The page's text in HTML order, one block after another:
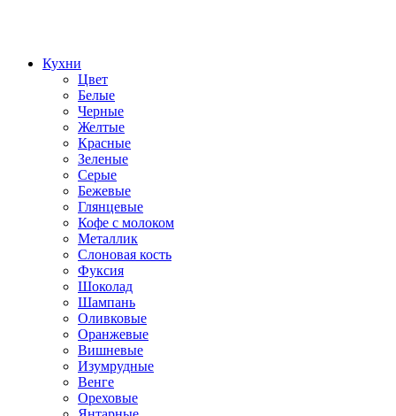
Кухни
Цвет
Белые
Черные
Желтые
Красные
Зеленые
Серые
Бежевые
Глянцевые
Кофе с молоком
Металлик
Слоновая кость
Фуксия
Шоколад
Шампань
Оливковые
Оранжевые
Вишневые
Изумрудные
Венге
Ореховые